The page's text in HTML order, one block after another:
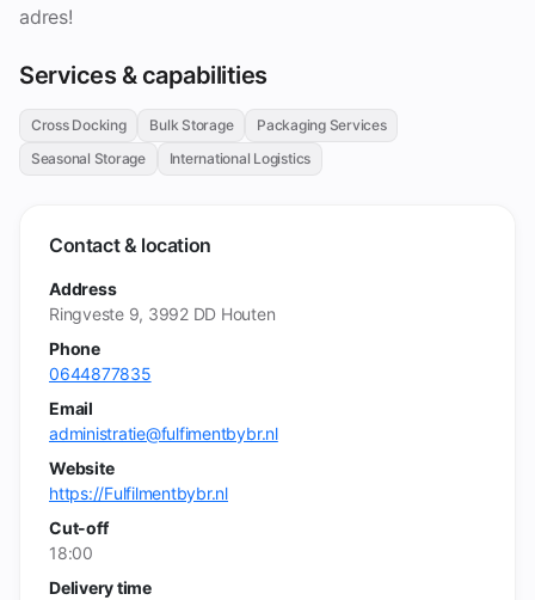
adres!
Services & capabilities
Cross Docking Bulk Storage
Packaging Services
Seasonal Storage
International Logistics
Contact & location
Address
Ringveste 9, 3992 DD Houten
Phone
0644877835
Email
administratie@fulfimentbybr.nl
Website
https://Fulfilmentbybr.nl
Cut-off
18:00
Delivery time